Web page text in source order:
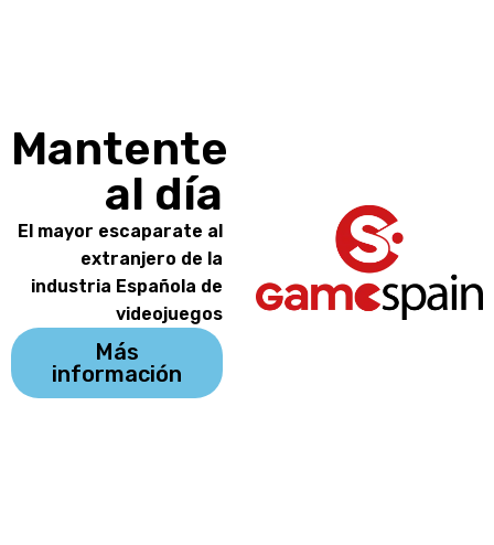
Mantente
al día
El mayor escaparate al
extranjero de la
industria Española de
videojuegos
Más
información